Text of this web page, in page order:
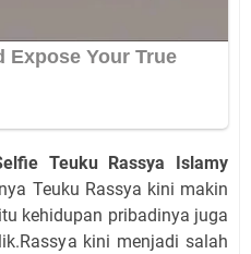
Teuku Rassya Islamy
Teuku Rassya kini makin
kehidupan pribadinya juga
kini menjadi salah